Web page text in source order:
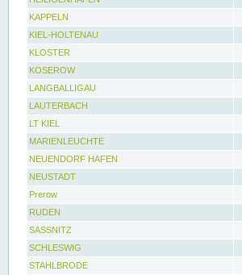
KAPPELN
KIEL-HOLTENAU
KLOSTER
KOSEROW
LANGBALLIGAU
LAUTERBACH
LT KIEL
MARIENLEUCHTE
NEUENDORF HAFEN
NEUSTADT
Prerow
RUDEN
SASSNITZ
SCHLESWIG
STAHLBRODE